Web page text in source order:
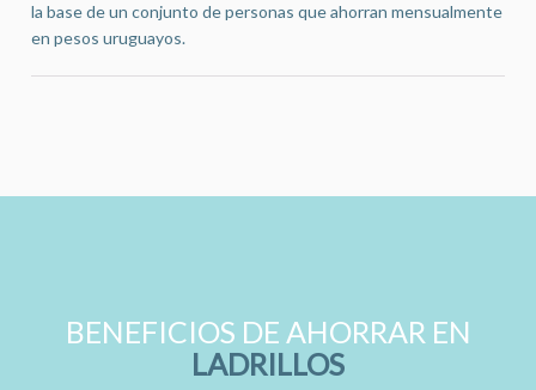
la base de un conjunto de personas que ahorran mensualmente
en pesos uruguayos.
BENEFICIOS DE AHORRAR EN
LADRILLOS